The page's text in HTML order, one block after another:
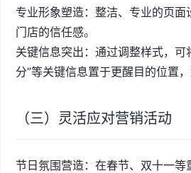
专业形象塑造：整洁、专业的页
门店的信任感。
关键信息突出：通过调整样式，可
分”等关键信息置于更醒目的位置
（三）灵活应对营销活动
节日氛围营造：在春节、双十一等